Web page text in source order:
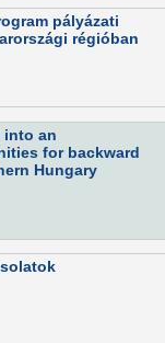
pályázati
régióban
into an
for backward
Hungary